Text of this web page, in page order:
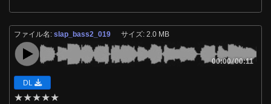
ファイル名:slap_bass2_019 サイズ: 2.0 MB
00:00 /00:11
DL
★★★★★